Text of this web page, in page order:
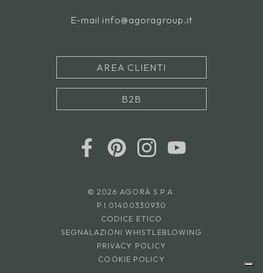
E-mail info@agoragroup.it
AREA CLIENTI
B2B
© 2026 AGORÀ S.P.A.
P.I.01400330930
CODICE ETICO
SEGNALAZIONI WHISTLEBLOWING
PRIVACY POLICY
COOKIE POLICY